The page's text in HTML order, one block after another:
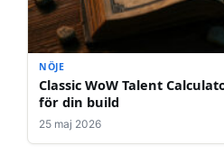
NÖJE
Classic WoW Talent
för din build
25 maj 2026